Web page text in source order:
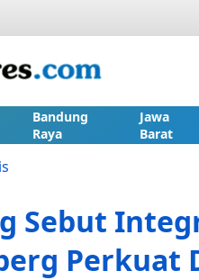
Bandung
Raya
Jawa
Barat
Sebut
Perkuat